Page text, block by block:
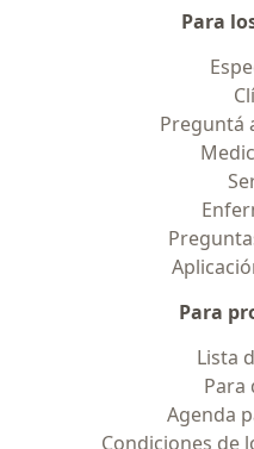
Para
Preguntá
Para
Lista
Para
Agenda
Condiciones de